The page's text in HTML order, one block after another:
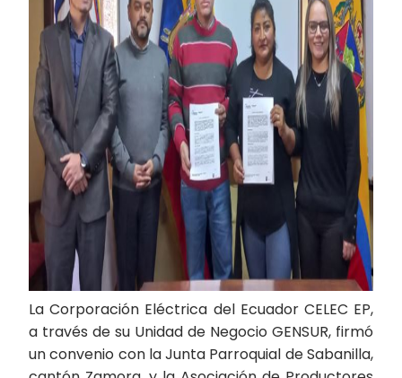
La Corporación Eléctrica del Ecuador CELEC EP,
a través de su Unidad de Negocio GENSUR, firmó
un convenio con la Junta Parroquial de Sabanilla,